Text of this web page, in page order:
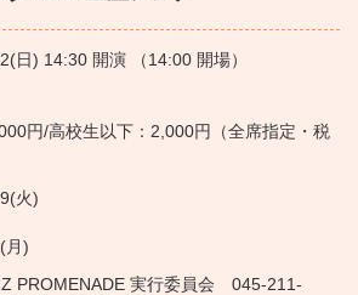
(日) 14:30 開演 （14:00 開場）
円/高校生以下：2,000円（全席指定・税
(火)
(月)
PROMENADE 実行委員会 045-211-